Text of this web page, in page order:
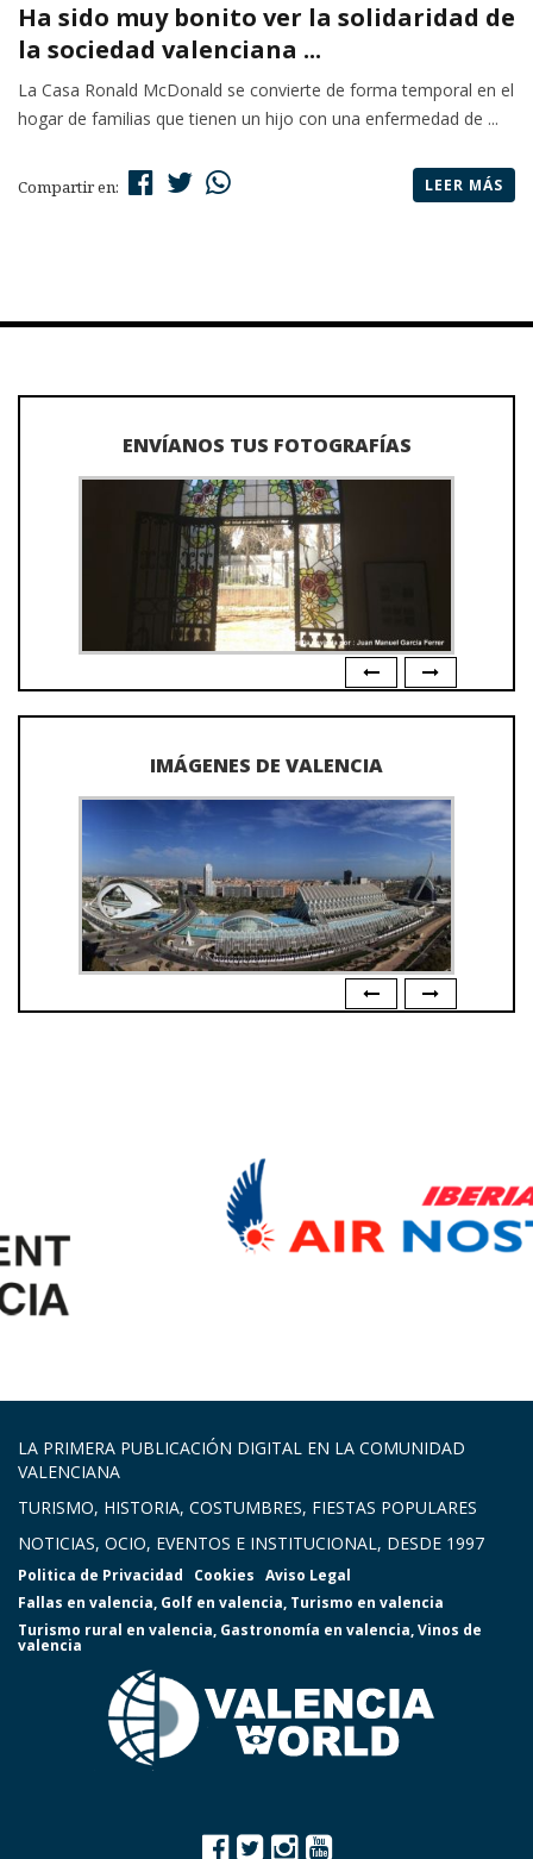
Ha sido muy bonito ver la solidaridad de
la sociedad valenciana ...
La Casa Ronald McDonald se convierte de forma temporal en el
hogar de familias que tienen un hijo con una enfermedad de ...
Compartir en: LEER MÁS
ENVÍANOS TUS FOTOGRAFÍAS
IMÁGENES DE VALENCIA
LA PRIMERA PUBLICACIÓN DIGITAL EN LA COMUNIDAD
VALENCIANA
TURISMO, HISTORIA, COSTUMBRES, FIESTAS POPULARES
NOTICIAS, OCIO, EVENTOS E INSTITUCIONAL, DESDE 1997
Politica de Privacidad Cookies Aviso Legal
Fallas en valencia, Golf en valencia, Turismo en valencia
Turismo rural en valencia, Gastronomía en valencia,Vinos de
valencia